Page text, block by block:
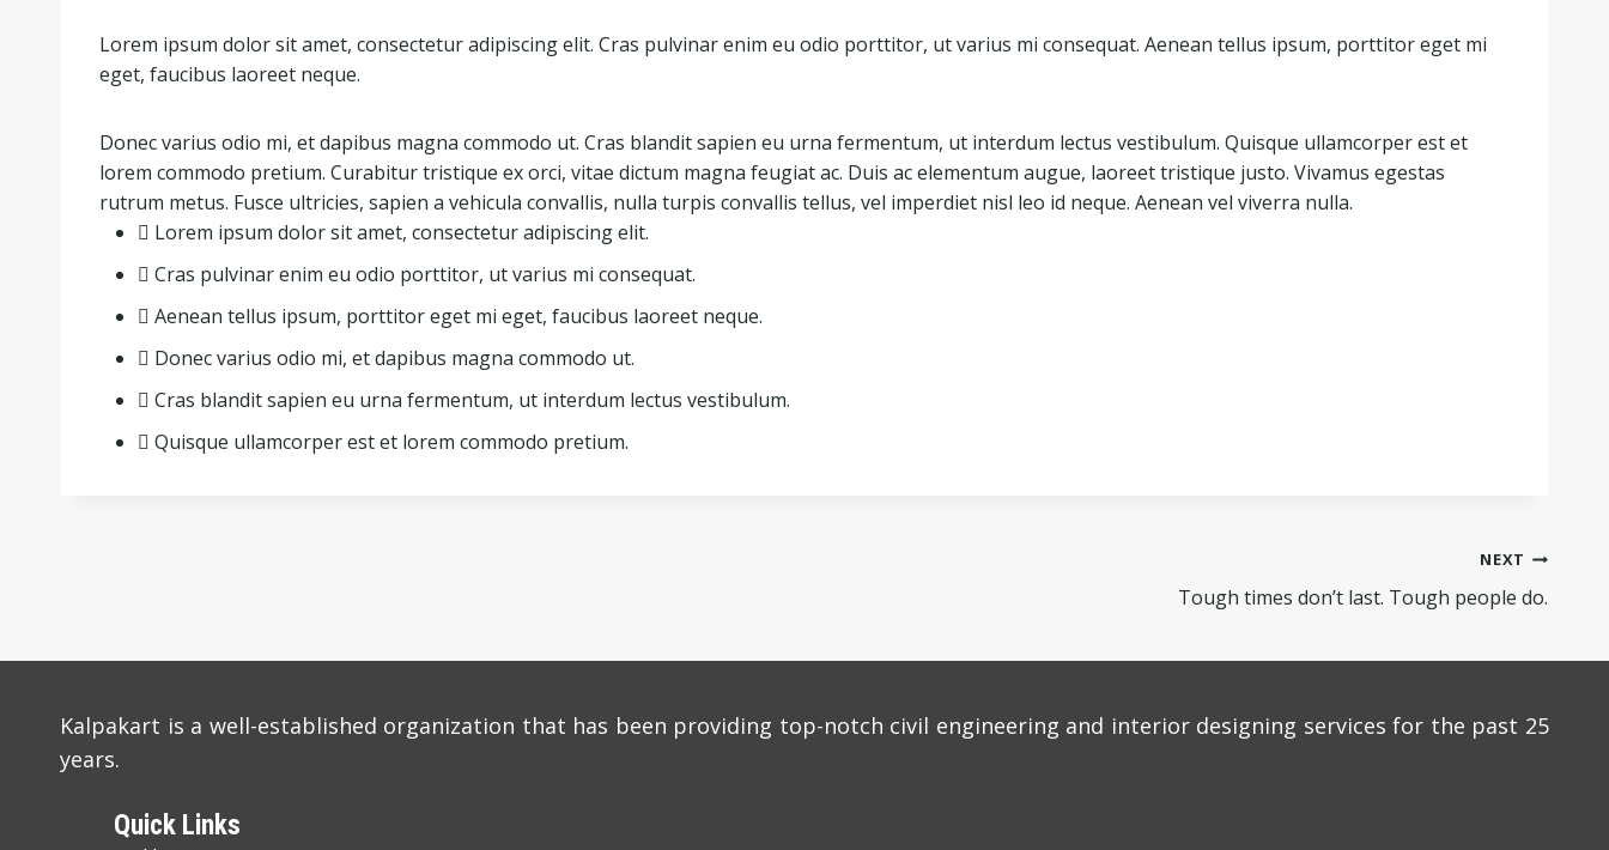
Lorem ipsum dolor sit amet, consectetur adipiscing elit. Cras pulvinar enim eu odio porttitor, ut varius mi consequat. Aenean tellus ipsum, porttitor eget mi
eget, faucibus laoreet neque.
Donec varius odio mi, et dapibus magna commodo ut. Cras blandit sapien eu urna fermentum, ut interdum lectus vestibulum. Quisque ullamcorper est et
lorem commodo pretium. Curabitur tristique ex orci, vitae dictum magna feugiat ac. Duis ac elementum augue, laoreet tristique justo. Vivamus egestas
rutrum metus. Fusce ultricies, sapien a vehicula convallis, nulla turpis convallis tellus, vel imperdiet nisl leo id neque. Aenean vel viverra nulla.
Lorem ipsum dolor sit amet, consectetur adipiscing elit.
Cras pulvinar enim eu odio porttitor, ut varius mi consequat.
Aenean tellus ipsum, porttitor eget mi eget, faucibus laoreet neque.
Donec varius odio mi, et dapibus magna commodo ut.
Cras blandit sapien eu urna fermentum, ut interdum lectus vestibulum.
Quisque ullamcorper est et lorem commodo pretium.
navigation
NEXT
Tough times don’t last. Tough people do.
Kalpakart is a well-established organization that has been providing top-notch civil engineering and interior designing services for the past 25
years.
Quick Links